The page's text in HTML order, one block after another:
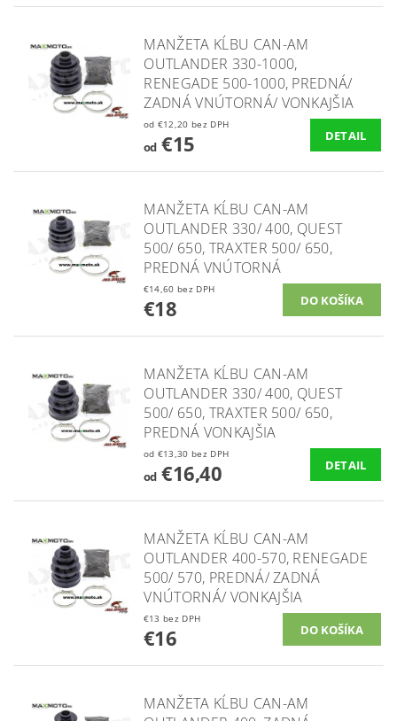
MANŽETA KĹBU CAN-AM
OUTLANDER 330-1000,
RENEGADE 500-1000, PREDNÁ/
ZADNÁ VNÚTORNÁ/ VONKAJŠIA
od €12,20 bez DPH
od€15 DETAIL
MANŽETA KĹBU CAN-AM
OUTLANDER 330/ 400, QUEST
500/ 650, TRAXTER 500/ 650,
PREDNÁ VNÚTORNÁ
€14,60 bez DPH
€18
MANŽETA KĹBU CAN-AM
OUTLANDER 330/ 400, QUEST
500/ 650, TRAXTER 500/ 650,
PREDNÁ VONKAJŠIA
od €13,30 bez DPH
od€16,40 DETAIL
MANŽETA KĹBU CAN-AM
OUTLANDER 400-570, RENEGADE
500/ 570, PREDNÁ/ ZADNÁ
VNÚTORNÁ/ VONKAJŠIA
€13 bez DPH
€16
MANŽETA KĹBU CAN-AM